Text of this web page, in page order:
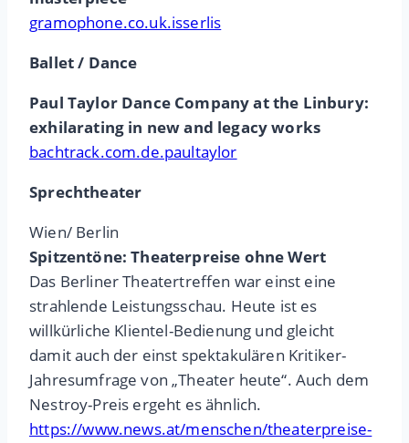
gramophone.co.uk.isserlis
Ballet / Dance
Paul Taylor Dance Company at the Linbury:
exhilarating in new and legacy works
bachtrack.com.de.paultaylor
Sprechtheater
Wien/ Berlin
Spitzentöne: Theaterpreise ohne Wert
Das Berliner Theatertreffen war einst eine
strahlende Leistungsschau. Heute ist es
willkürliche Klientel-Bedienung und gleicht
damit auch der einst spektakulären Kritiker-
Jahresumfrage von „Theater heute“. Auch dem
Nestroy-Preis ergeht es ähnlich.
https://www.news.at/menschen/theaterpreise-